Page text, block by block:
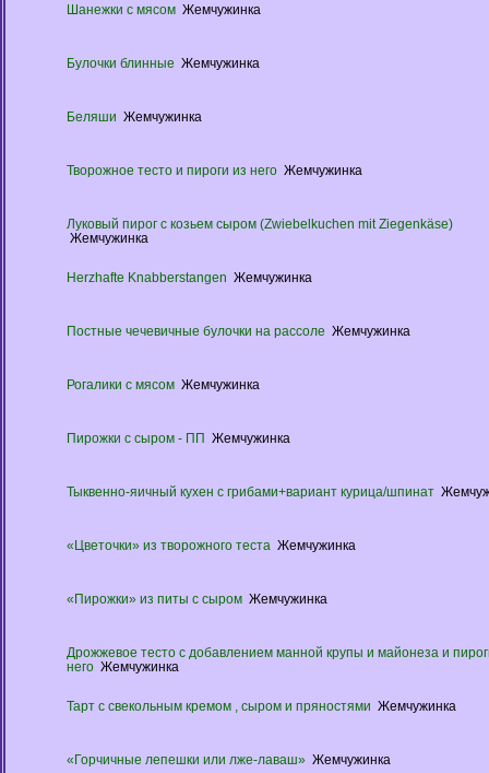
Шанежки с мясом Жемчужинка
Булочки блинные Жемчужинка
Беляши Жемчужинка
Творожное тесто и пироги из него Жемчужинка
Луковый пирог с козьем сыром (Zwiebelkuchen mit Ziegenkäse)
Жемчужинка
Herzhafte Knabberstangen Жемчужинка
Постные чечевичные булочки на рассоле Жемчужинка
Рогалики с мясом Жемчужинка
Пирожки с сыром - ПП Жемчужинка
Тыквенно-яичный кухен с грибами+вариант курица/шпинат
«Цветочки» из творожного теста Жемчужинка
«Пирожки» из питы с сыром Жемчужинка
Дрожжевое тесто с добавлением манной крупы и майонеза и
него Жемчужинка
Тарт с свекольным кремом , сыром и пряностями Жемчужинка
«Горчичные лепешки или лже-лаваш» Жемчужинка